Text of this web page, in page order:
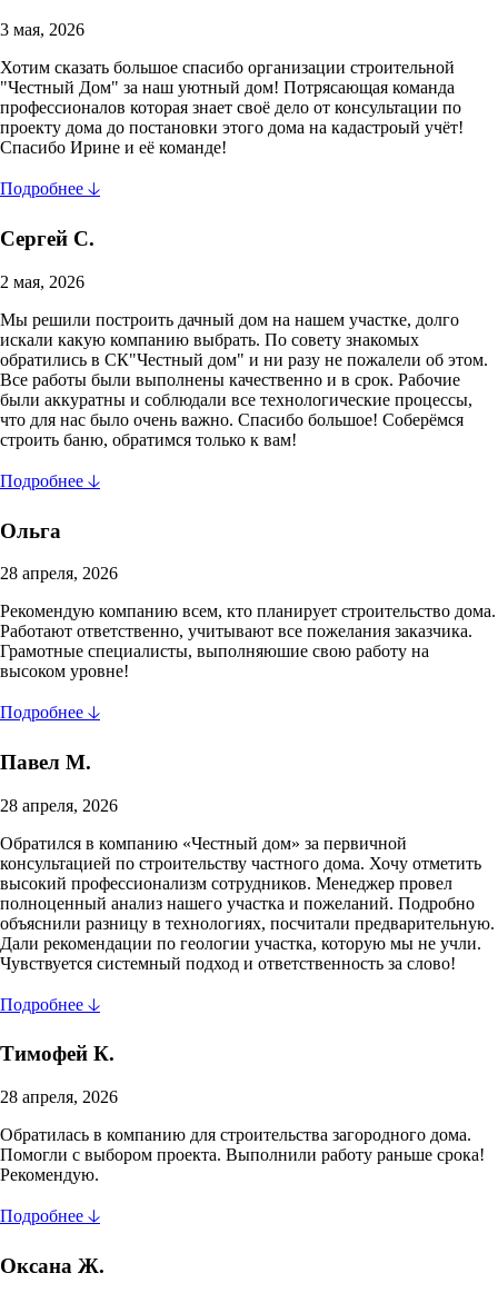
3 мая, 2026
Хотим сказать большое спасибо организации строительной
"Честный Дом" за наш уютный дом! Потрясающая команда
профессионалов которая знает своё дело от консультации по
проекту дома до постановки этого дома на кадастроый учёт!
Спасибо Ирине и её команде!
Подробнее 🡣
Сергей С.
2 мая, 2026
Мы решили построить дачный дом на нашем участке, долго
искали какую компанию выбрать. По совету знакомых
обратились в СК"Честный дом" и ни разу не пожалели об этом.
Все работы были выполнены качественно и в срок. Рабочие
были аккуратны и соблюдали все технологические процессы,
что для нас было очень важно. Спасибо большое! Соберёмся
строить баню, обратимся только к вам!
Подробнее 🡣
Ольга
28 апреля, 2026
Рекомендую компанию всем, кто планирует строительство дома.
Работают ответственно, учитывают все пожелания заказчика.
Грамотные специалисты, выполняюшие свою работу на
высоком уровне!
Подробнее 🡣
Павел М.
28 апреля, 2026
Обратился в компанию «Честный дом» за первичной
консультацией по строительству частного дома. Хочу отметить
высокий профессионализм сотрудников. Менеджер провел
полноценный анализ нашего участка и пожеланий. Подробно
объяснили разницу в технологиях, посчитали предварительную.
Дали рекомендации по геологии участка, которую мы не учли.
Чувствуется системный подход и ответственность за слово!
Подробнее 🡣
Тимофей К.
28 апреля, 2026
Обратилась в компанию для строительства загородного дома.
Помогли с выбором проекта. Выполнили работу раньше срока!
Рекомендую.
Подробнее 🡣
Оксана Ж.